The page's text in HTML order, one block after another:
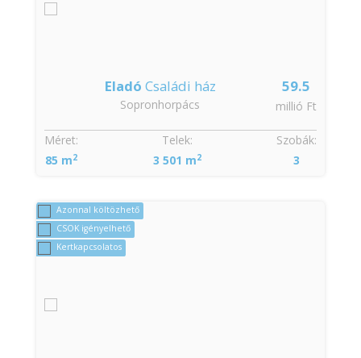
59.5
millió Ft
Eladó Családi ház
Sopronhorpács
Szobák:
3
Méret:
85 m2
Telek:
3 501 m2
Azonnal költözhető
CSOK igényelhető
Kertkapcsolatos